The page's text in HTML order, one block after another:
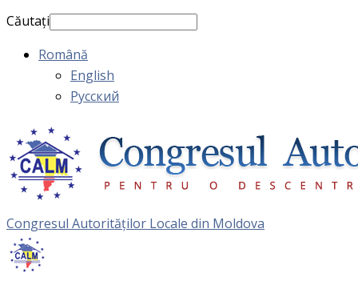
Căutați
Română
English
Русский
Congresul Autorităţilor Locale din Moldova